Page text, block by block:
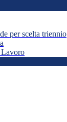
per scelta triennio
Lavoro